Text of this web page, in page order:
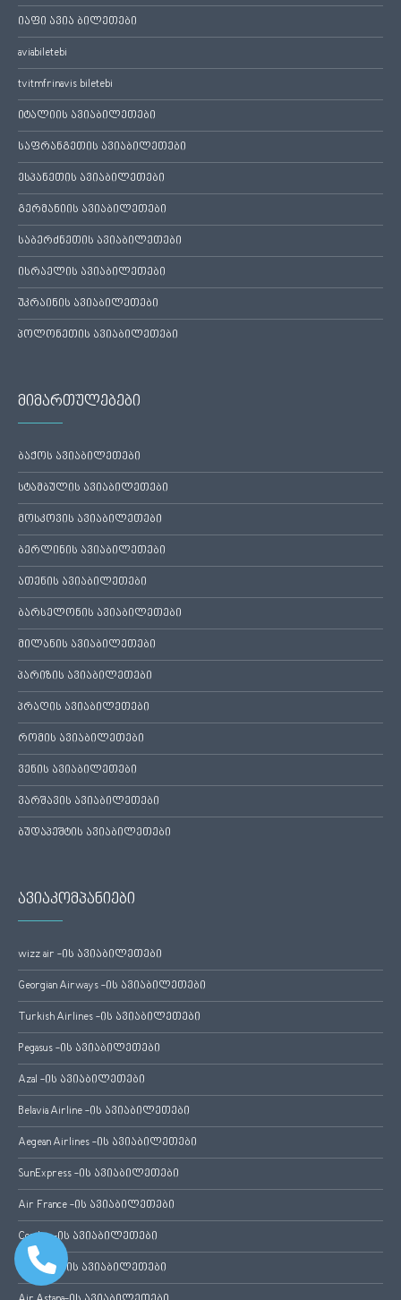
იაფი ავია ბილეთები
aviabiletebi
tvitmfrinavis biletebi
იტალიის ავიაბილეთები
საფრანგეთის ავიაბილეთები
ესპანეთის ავიაბილეთები
გერმანიის ავიაბილეთები
საბერძნეთის ავიაბილეთები
ისრაელის ავიაბილეთები
უკრაინის ავიაბილეთები
პოლონეთის ავიაბილეთები
მიმართულებები
ბაქოს ავიაბილეთები
სტამბულის ავიაბილეთები
მოსკოვის ავიაბილეთები
ბერლინის ავიაბილეთები
ათენის ავიაბილეთები
ბარსელონის ავიაბილეთები
მილანის ავიაბილეთები
პარიზის ავიაბილეთები
პრაღის ავიაბილეთები
რომის ავიაბილეთები
ვენის ავიაბილეთები
ვარშავის ავიაბილეთები
ბუდაპეშტის ავიაბილეთები
ავიაკომპანიები
wizz air -ის ავიაბილეთები
Georgian Airways -ის ავიაბილეთები
Turkish Airlines -ის ავიაბილეთები
Pegasus -ის ავიაბილეთები
Azal -ის ავიაბილეთები
Belavia Airline -ის ავიაბილეთები
Aegean Airlines -ის ავიაბილეთები
SunExpress -ის ავიაბილეთები
Air France -ის ავიაბილეთები
Condor -ის ავიაბილეთები
Lufthansa -ის ავიაბილეთები